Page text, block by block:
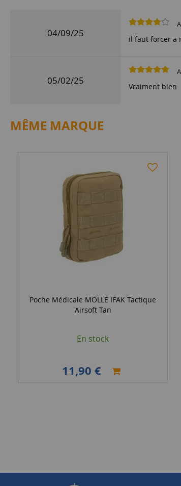
04/09/25
il faut forcer a
05/02/25
Vraiment bien
MÊME MARQUE
Poche Médicale MOLLE IFAK Tactique
Airsoft Tan
En stock
11,90 €